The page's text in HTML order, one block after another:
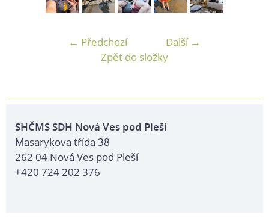
← Předchozí
Další →
Zpět do složky
SHČMS SDH Nová Ves pod Pleší
Masarykova třída 38
262 04 Nová Ves pod Pleší
+420 724 202 376